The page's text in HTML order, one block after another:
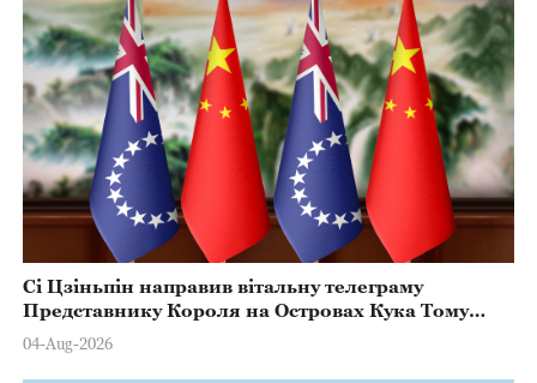
Сі Цзіньпін направив вітальну телеграму
Представнику Короля на Островах Кука Тому
Марстерсу з нагоди Дня Конституції
04-Aug-2026